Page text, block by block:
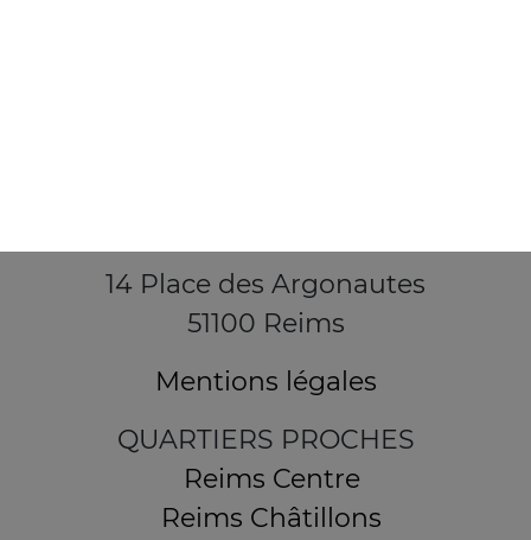
14 Place des Argonautes
51100 Reims
Mentions légales
QUARTIERS PROCHES
Reims Centre
Reims Châtillons